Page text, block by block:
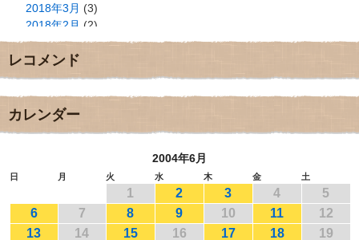
2018年3月 (3)
2018年2月 (2)
2018年1月(2)
2017年12月
2017年11月(3)
2017年9月
2017年8月
2017年5月
2017年3月(1)
2017年2月(1)
レコメンド
カレンダー
2004年6月
日 月 火 水 木 金 土
1 2 3 4
5
6
7 8 9 10 11
12
13
14 15 16 17 18 19